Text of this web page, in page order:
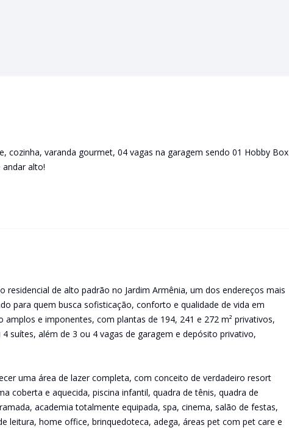
cozinha, varanda gourmet, 04 vagas na garagem sendo 01 Hobby Box
alto!
residencial de alto padrão no Jardim Armênia, um dos endereços mais
para quem busca sofisticação, conforto e qualidade de vida em
e imponentes, com plantas de 194, 241 e 272 m² privativos,
suítes, além de 3 ou 4 vagas de garagem e depósito privativo,
uma área de lazer completa, com conceito de verdadeiro resort
coberta e aquecida, piscina infantil, quadra de tênis, quadra de
academia totalmente equipada, spa, cinema, salão de festas,
leitura, home office, brinquedoteca, adega, áreas pet com pet care e